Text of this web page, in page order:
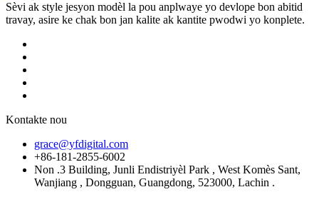
Sèvi ak style jesyon modèl la pou anplwaye yo devlope bon abitid
travay, asire ke chak bon jan kalite ak kantite pwodwi yo konplete.
Kontakte nou
grace@yfdigital.com
+86-181-2855-6002
Non .3 Building, Junli Endistriyèl Park , West Komès Sant,
Wanjiang , Dongguan, Guangdong, 523000, Lachin .